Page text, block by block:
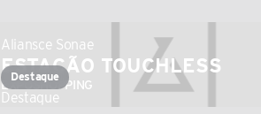
Aliansce Sonae
ESTAÇÃO TOUCHLESS
EXPOSHOPPING
Destaque
Destaque